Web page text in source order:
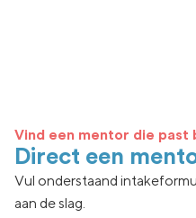
Vind een mentor die past
Direct een
Vul onderstaand
aan de slag.